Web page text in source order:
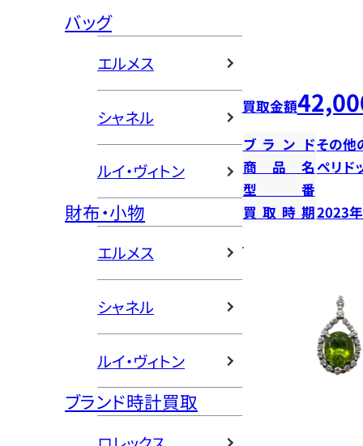
バッグ
エルメス
シャネル
ルイ・ヴィトン
財布・小物
エルメス
シャネル
ルイ・ヴィトン
ブランド時計買取
買取金額
ブランドその他
商品名ペリド
型番
買取時期2023